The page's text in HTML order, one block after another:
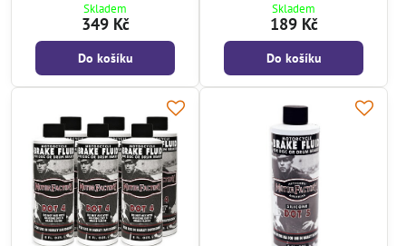
Skladem
349 Kč
Do košíku
Skladem
189 Kč
Do košíku